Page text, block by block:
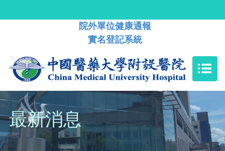
院外單位健康通報
實名登記系統
最新消息